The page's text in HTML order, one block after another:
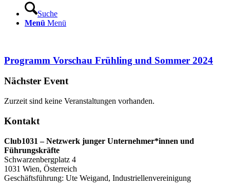
Suche
Menü Menü
Programm Vorschau Frühling und Sommer 2024
Nächster Event
Zurzeit sind keine Veranstaltungen vorhanden.
Kontakt
Club1031 – Netzwerk junger Unternehmer*innen und
Führungskräfte
Schwarzenbergplatz 4
1031 Wien, Österreich
Geschäftsführung: Ute Weigand, Industriellenvereinigung